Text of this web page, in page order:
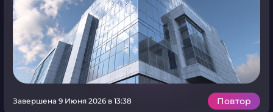
Завершена 9 Июня 2026 в 13:38 Повтор